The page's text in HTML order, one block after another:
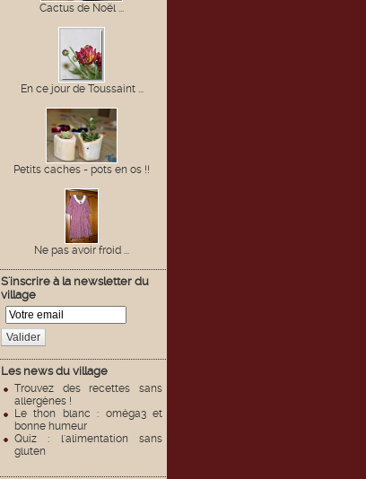
Cactus de Noël ...
En ce jour de Toussaint ...
Petits caches - pots en os !!
Ne pas avoir froid ...
S'inscrire à la newsletter du
village
Valider
Les news du village
Trouvez des recettes sans
allergènes !
Le thon blanc : oméga3 et
bonne humeur
Quiz : l'alimentation sans
gluten